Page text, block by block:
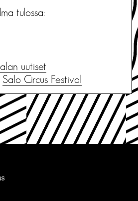
tulossa:
uutiset
Salo Circus Festival